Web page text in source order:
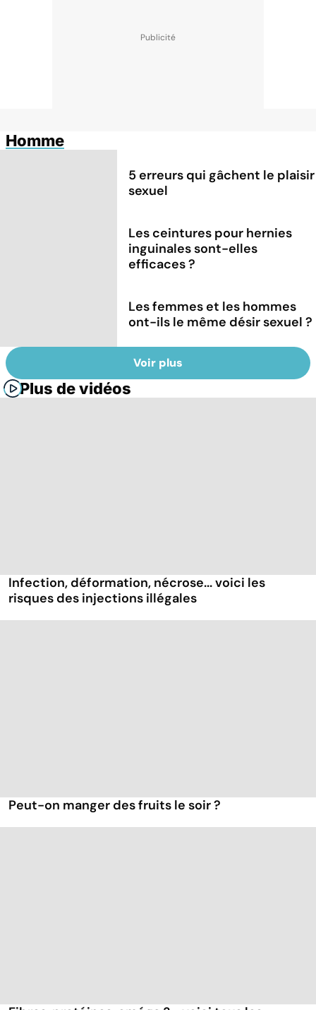
Homme
5 erreurs qui gâchent le plaisir
sexuel
Les ceintures pour hernies
inguinales sont-elles
efficaces ?
Les femmes et les hommes
ont-ils le même désir sexuel ?
Voir plus
Plus de vidéos
Infection, déformation, nécrose... voici les
risques des injections illégales
Peut-on manger des fruits le soir ?